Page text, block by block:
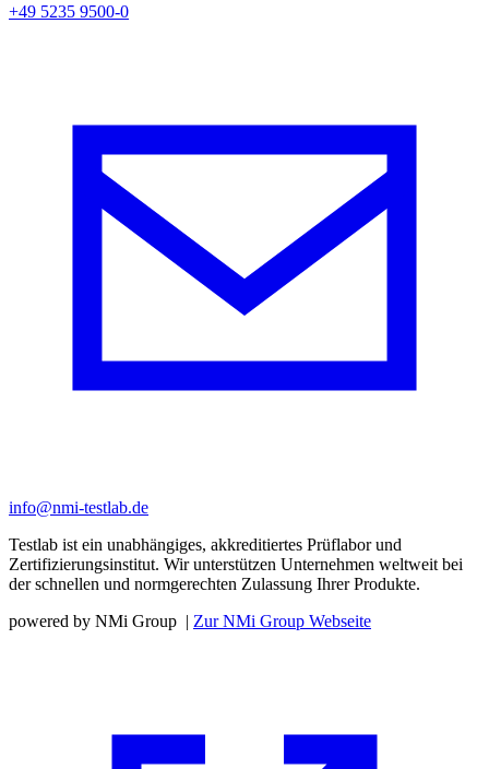
+49 5235 9500-0
info@nmi-testlab.de
Testlab ist ein unabhängiges, akkreditiertes Prüflabor und
Zertifizierungsinstitut. Wir unterstützen Unternehmen weltweit bei
der schnellen und normgerechten Zulassung Ihrer Produkte.
powered by NMi Group | Zur NMi Group Webseite